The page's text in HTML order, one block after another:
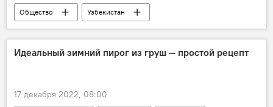
Общество
Узбекистан
водоснабжение
Идеальный зимний пирог из груш — простой рецепт
17 декабря 2022, 08:00